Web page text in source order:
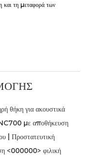
και τη μεταφορά των